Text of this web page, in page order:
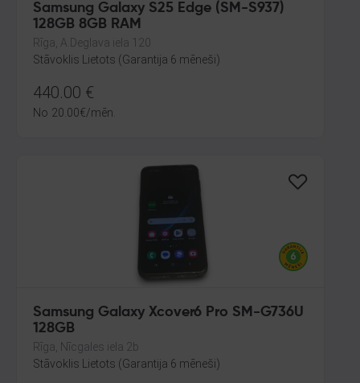
Samsung Galaxy S25 Edge (SM-S937)
128GB 8GB RAM
Rīga, A.Deglava iela 120
Stāvoklis Lietots (Garantija 6 mēneši)
440.00 €
No 20.00€/mēn.
Samsung Galaxy Xcover6 Pro SM-G736U
128GB
Rīga, Nīcgales iela 2b
Stāvoklis Lietots (Garantija 6 mēneši)